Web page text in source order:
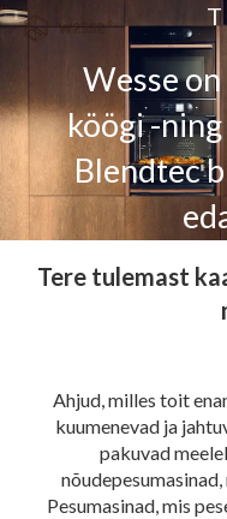
Wesse
köögi -
Blendtec
Tere tulemast
Ahjud, milles toit
kuumenevad ja
pakuvad
Pesumasinad, mis